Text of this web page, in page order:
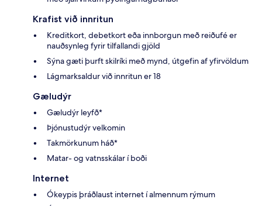
Krafist við innritun
Kreditkort, debetkort eða innborgun með reiðufé er
nauðsynleg fyrir tilfallandi gjöld
Sýna gæti þurft skilríki með mynd, útgefin af yfirvöldum
Lágmarksaldur við innritun er 18
Gæludýr
Gæludýr leyfð*
Þjónustudýr velkomin
Takmörkunum háð*
Matar- og vatnsskálar í boði
Internet
Ókeypis þráðlaust internet í almennum rýmum